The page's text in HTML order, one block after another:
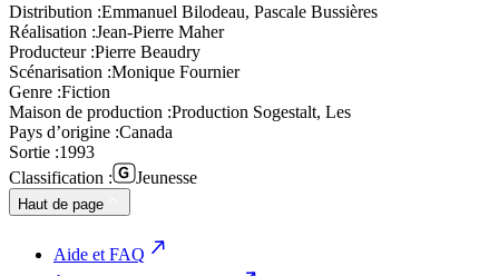
Distribution :Emmanuel Bilodeau, Pascale Bussières
Réalisation :Jean-Pierre Maher
Producteur :Pierre Beaudry
Scénarisation :Monique Fournier
Genre :Fiction
Maison de production :Production Sogestalt, Les
Pays d’origine :Canada
Sortie :1993
Classification :
Jeunesse
Haut de page
Aide et FAQ